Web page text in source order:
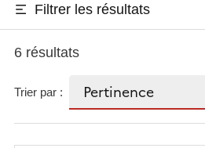
Filtrer les résultats
6 résultats
Trier par :